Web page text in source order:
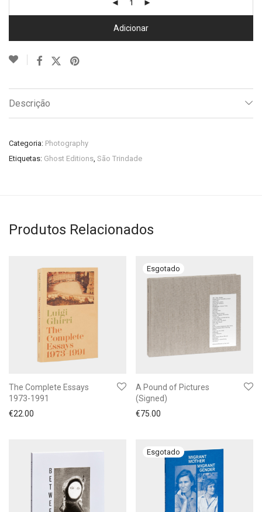
Adicionar
Descrição
Categoria: Photography
Etiquetas: Ghost Editions, São Trindade
Produtos Relacionados
The Complete Essays
1973-1991
€22.00
A Pound of Pictures
(Signed)
€75.00